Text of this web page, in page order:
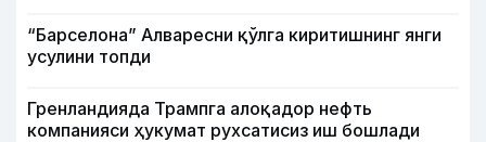
“Барселона” Алваресни қўлга киритишнинг янги
усулини топди
Гренландияда Трампга алоқадор нефть
компанияси ҳукумат рухсатисиз иш бошлади